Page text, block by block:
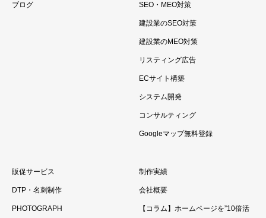
ブログ SEO・MEO対策
建設業のSEO対策
建設業のMEO対策
リスティング広告
ECサイト構築
システム開発
コンサルティング
Googleマップ無料登録
販促サービス
DTP・名刺制作
PHOTOGRAPH
制作実績
会社概要
【コラム】ホームページを”10倍活